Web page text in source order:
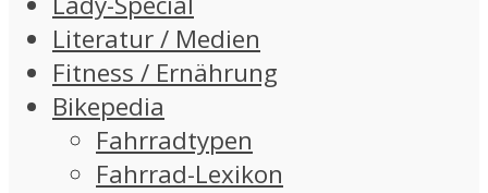
Literatur / Medien
Fitness / Ernährung
Bikepedia
Fahrradtypen
Fahrrad-Lexikon